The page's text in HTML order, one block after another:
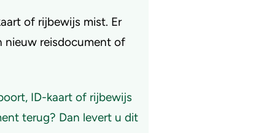
of rijbewijs mist. Er
nieuw reisdocument of
ID-kaart of rijbewijs
terug? Dan levert u dit